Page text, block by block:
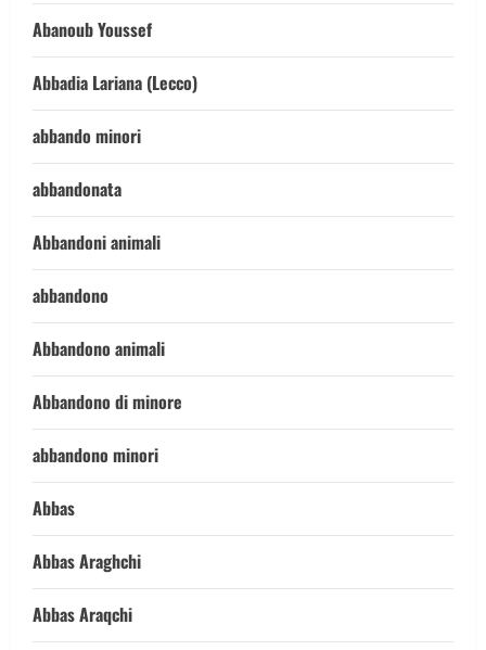
Abanoub Youssef
Abbadia Lariana (Lecco)
abbando minori
abbandonata
Abbandoni animali
abbandono
Abbandono animali
Abbandono di minore
abbandono minori
Abbas
Abbas Araghchi
Abbas Araqchi